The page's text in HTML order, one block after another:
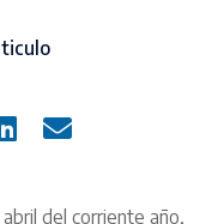
del corriente año,